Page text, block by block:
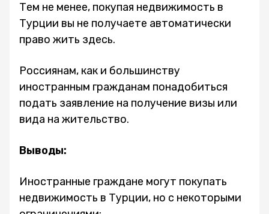
Тем не менее, покупая недвижимость в
Турции вы не получаете автоматически
право жить здесь.
Россиянам, как и большинству
иностранным гражданам понадобиться
подать заявление на получение визы или
вида на жительство.
Выводы:
Иностранные граждане могут покупать
недвижимость в Турции, но с некоторыми